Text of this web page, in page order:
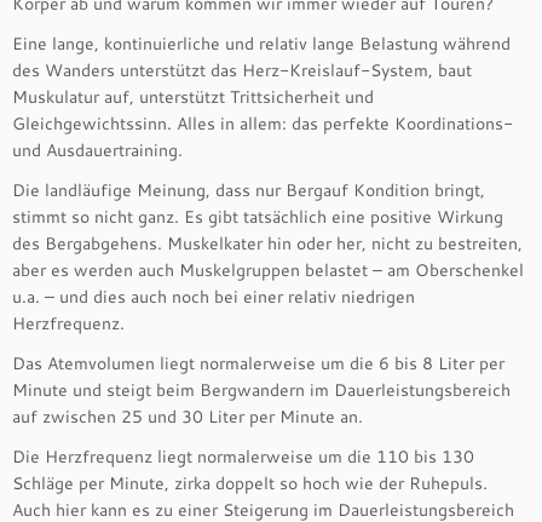
Eine lange, kontinuierliche und relativ lange Belastung während
des Wanders unterstützt das Herz-Kreislauf-System, baut
Muskulatur auf, unterstützt Trittsicherheit und
Gleichgewichtssinn. Alles in allem: das perfekte Koordinations-
und Ausdauertraining.
Die landläufige Meinung, dass nur Bergauf Kondition bringt,
stimmt so nicht ganz. Es gibt tatsächlich eine positive Wirkung
des Bergabgehens. Muskelkater hin oder her, nicht zu bestreiten,
aber es werden auch Muskelgruppen belastet – am Oberschenkel
u.a. – und dies auch noch bei einer relativ niedrigen
Herzfrequenz.
Das Atemvolumen liegt normalerweise um die 6 bis 8 Liter per
Minute und steigt beim Bergwandern im Dauerleistungsbereich
auf zwischen 25 und 30 Liter per Minute an.
Die Herzfrequenz liegt normalerweise um die 110 bis 130
Schläge per Minute, zirka doppelt so hoch wie der Ruhepuls.
Auch hier kann es zu einer Steigerung im Dauerleistungsbereich